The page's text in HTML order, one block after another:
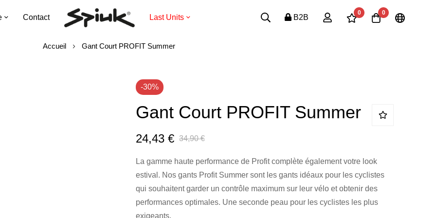
Contact Last Units B2B
0 0
Accueil Gant Court PROFIT Summer
-30%
Gant Court PROFIT Summer
24,43 € 34,90 €
La gamme haute performance de Profit complète également votre look
estival. Nos gants Profit Summer sont les gants idéaux pour les cyclistes
qui souhaitent garder un contrôle maximum sur leur vélo et obtenir des
performances optimales. Une seconde peau pour les cyclistes les plus
exigeants.